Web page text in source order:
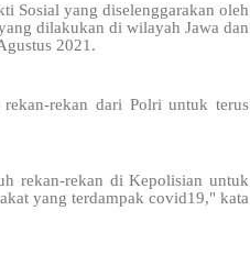
Sosial yang diselenggarakan oleh
dilakukan di wilayah Jawa dan
2021.
rekan dari Polri untuk terus
rekan-rekan di Kepolisian untuk
yang terdampak covid19," kata